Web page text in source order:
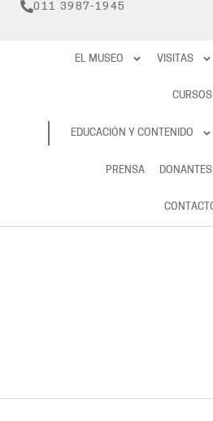
011 3987-1945
RESERVAS
EL MUSEO VISITAS
CURSOS
EDUCACIÓN Y CONTENIDO
PRENSA DONANTES